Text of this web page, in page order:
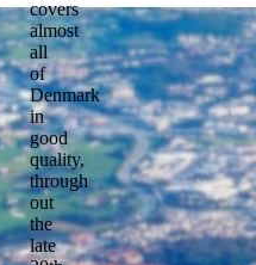
covers
almost
all
of
Denmark
in
good
quality,
through
out
the
late